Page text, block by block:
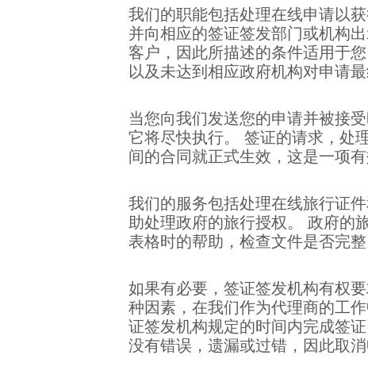
我们的职能包括处理在线申请以
并向相应的签证签发部门或机构
客户，因此所描述的条件适用于
以及未达到相应政府机构对申请
当您向我们发送您的申请并被接
它将尽快执行。 签证的请求，处
间的合同就正式生效，这是一项
我们的服务包括处理在线旅行证
助处理政府的旅行授权。 政府的
表格时的帮助，检查文件是否完
如果有必要，签证签发机构有权
种因素，在我们作为代理商的工
证签发机构规定的时间内完成签
没有错误，遗漏或过错，因此取